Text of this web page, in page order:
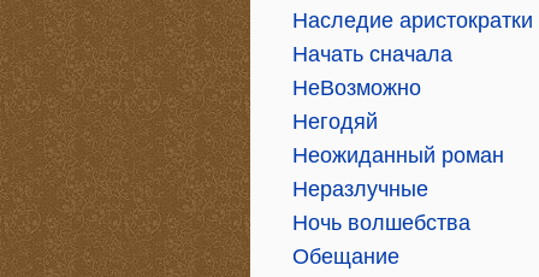
Наследие аристократки
Начать сначала
НеВозможно
Негодяй
Неожиданный роман
Неразлучные
Ночь волшебства
Обещание